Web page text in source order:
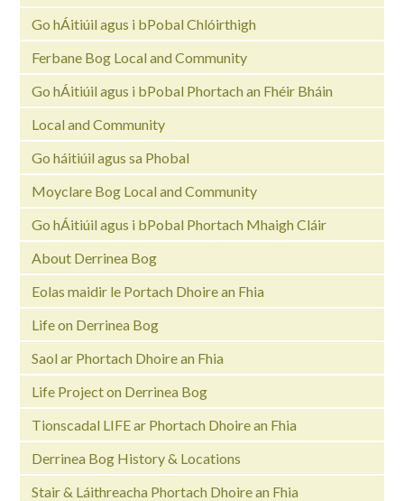
Go hÁitiúil agus i bPobal Chlóirthigh
Ferbane Bog Local and Community
Go hÁitiúil agus i bPobal Phortach an Fhéir Bháin
Local and Community
Go háitiúil agus sa Phobal
Moyclare Bog Local and Community
Go hÁitiúil agus i bPobal Phortach Mhaigh Cláir
About Derrinea Bog
Eolas maidir le Portach Dhoire an Fhia
Life on Derrinea Bog
Saol ar Phortach Dhoire an Fhia
Life Project on Derrinea Bog
Tionscadal LIFE ar Phortach Dhoire an Fhia
Derrinea Bog History & Locations
Stair & Láithreacha Phortach Dhoire an Fhia